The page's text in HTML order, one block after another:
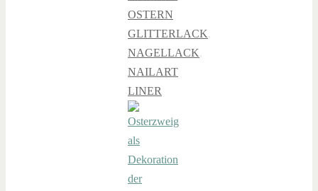
OSTERN
GLITTERLACK,
NAGELLACK,
NAILART
LINER